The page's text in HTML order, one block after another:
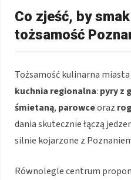
Co zjeść, by
tożsamość
Tożsamość kulinarna
kuchnia regionalna: pyry z
śmietaną, parowceoraz
dania skutecznie łączą
silnie kojarzone z
Równolegle centrum